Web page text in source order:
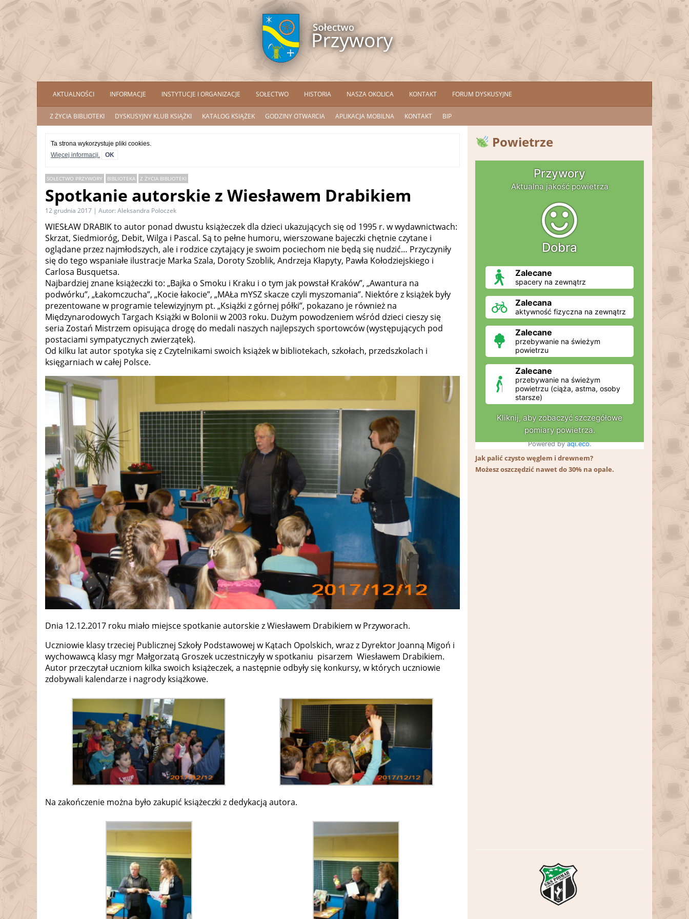
AKTUALNOŚCI INFORMACJE INSTYTUCJE I ORGANIZACJE SOŁECTWO HISTORIA NASZA OKOLICA KONTAKT FORUM DYSKUSYJNE
Z ŻYCIA BIBLIOTEKI DYSKUSYJNY KLUB KSIĄŻKI KATALOG KSIĄŻEK GODZINY OTWARCIA APLIKACJA MOBILNA KONTAKT BIP
Ta strona wykorzystuje pliki cookies.
Więcej informacji.
OK
SOŁECTWO PRZYWORY BIBLIOTEKA Z ŻYCIA BIBLIOTEKI
Spotkanie autorskie z Wiesławem Drabikiem
12 grudnia 2017 | Autor: Aleksandra Poloczek
WIESŁAW DRABIK to autor ponad dwustu książeczek dla dzieci ukazujących się od 1995 r. w wydawnictwach:
Skrzat, Siedmioróg, Debit, Wilga i Pascal. Są to pełne humoru, wierszowane bajeczki chętnie czytane i
oglądane przez najmłodszych, ale i rodzice czytający je swoim pociechom nie będą się nudzić… Przyczyniły
się do tego wspaniałe ilustracje Marka Szala, Doroty Szoblik, Andrzeja Kłapyty, Pawła Kołodziejskiego i
Carlosa Busquetsa.
Najbardziej znane książeczki to: „Bajka o Smoku i Kraku i o tym jak powstał Kraków”, „Awantura na
podwórku”, „Łakomczucha”, „Kocie łakocie”, „MAŁa mYSZ skacze czyli myszomania”. Niektóre z książek były
prezentowane w programie telewizyjnym pt. „Książki z górnej półki”, pokazano je również na
Międzynarodowych Targach Książki w Bolonii w 2003 roku. Dużym powodzeniem wśród dzieci cieszy się
seria Zostań Mistrzem opisująca drogę do medali naszych najlepszych sportowców (występujących pod
postaciami sympatycznych zwierzątek).
Od kilku lat autor spotyka się z Czytelnikami swoich książek w bibliotekach, szkołach, przedszkolach i
księgarniach w całej Polsce.
Dnia 12.12.2017 roku miało miejsce spotkanie autorskie z Wiesławem Drabikiem w Przyworach.
Uczniowie klasy trzeciej Publicznej Szkoły Podstawowej w Kątach Opolskich, wraz z Dyrektor Joanną Migoń i
wychowawcą klasy mgr Małgorzatą Groszek uczestniczyły w spotkaniu pisarzem Wiesławem Drabikiem.
Autor przeczytał uczniom kilka swoich książeczek, a następnie odbyły się konkursy, w których uczniowie
zdobywali kalendarze i nagrody książkowe.
Na zakończenie można było zakupić książeczki z dedykacją autora.
Powietrze
Jak palić czysto węglem i drewnem?
Możesz oszczędzić nawet do 30% na opale.